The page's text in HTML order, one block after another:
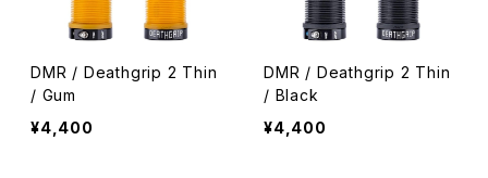
DMR / Deathgrip 2 Thin
/ Gum
¥4,400
DMR / Deathgrip 2 Thin
/ Black
¥4,400